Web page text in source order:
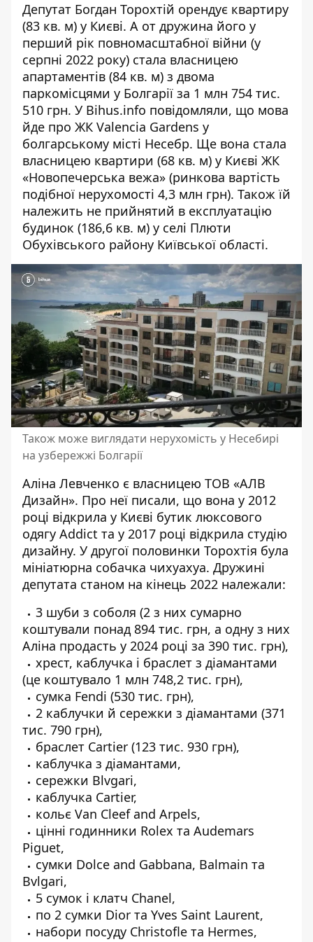
Депутат Богдан Торохтій орендує квартиру
(83 кв. м) у Києві. А от дружина його у
перший рік повномасштабної війни (у
серпні 2022 року) стала власницею
апартаментів (84 кв. м) з двома
паркомісцями у Болгарії за 1 млн 754 тис.
510 грн. У Bihus.info повідомляли, що мова
йде про ЖК Valencia Gardens у
болгарському місті Несебр. Ще вона стала
власницею квартири (68 кв. м) у Києві ЖК
«Новопечерська вежа» (ринкова вартість
подібної нерухомості 4,3 млн грн). Також їй
належить не прийнятий в експлуатацію
будинок (186,6 кв. м) у селі Плюти
Обухівського району Київської області.
Також може виглядати нерухомість у Несебирі
на узбережжі Болгарії
Аліна Левченко є власницею ТОВ «АЛВ
Дизайн». Про неї писали, що вона у 2012
році відкрила у Києві бутик люксового
одягу Addict та у 2017 році відкрила студію
дизайну. У другої половинки Торохтія була
мініатюрна собачка чихуахуа. Дружині
депутата станом на кінець 2022 належали:
3 шуби з соболя (2 з них сумарно
коштували понад 894 тис. грн, а одну з них
Аліна продасть у 2024 році за 390 тис. грн),
хрест, каблучка і браслет з діамантами
(це коштувало 1 млн 748,2 тис. грн),
сумка Fendi (530 тис. грн),
2 каблучки й сережки з діамантами (371
тис. 790 грн),
браслет Cartier (123 тис. 930 грн),
каблучка з діамантами,
сережки Blvgari,
каблучка Cartier,
кольє Van Cleef and Arpels,
цінні годинники Rolex та Audemars
Piguet,
сумки Dolce and Gabbana, Balmain та
Bvlgari,
5 сумок і клатч Chanel,
по 2 сумки Dior та Yves Saint Laurent,
набори посуду Christofle та Hermes,